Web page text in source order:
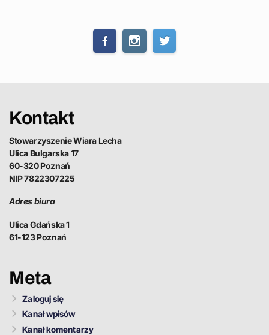
Kontakt
Stowarzyszenie Wiara Lecha
Ulica Bulgarska 17
60-320 Poznań
NIP 7822307225
Adres biura
Ulica Gdańska 1
61-123 Poznań
Meta
Zaloguj się
Kanał wpisów
Kanał komentarzy